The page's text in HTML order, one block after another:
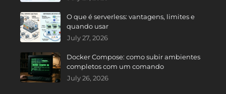
O que é serverless: vantagens, limites e
quando usar
July 27, 2026
Docker Compose: como subir ambientes
completos com um comando
July 26, 2026